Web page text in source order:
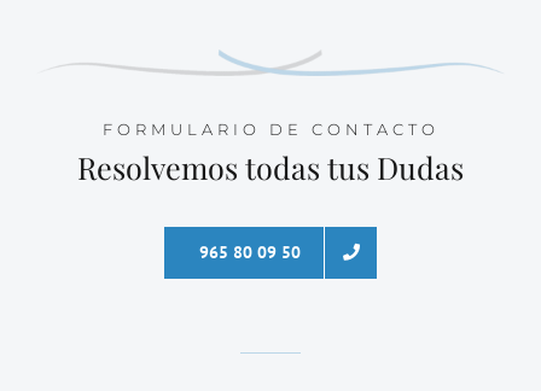
FORMULARIO DE CONTACTO
Resolvemos todas tus Dudas
965 80 09 50